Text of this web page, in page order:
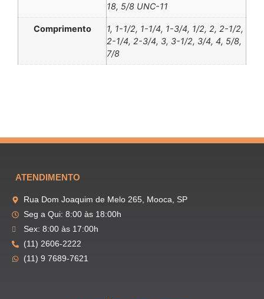
18, 5/8 UNC-11
Comprimento
1, 1-1/2, 1-1/4, 1-3/4, 1/2, 2, 2-1/2,
2-1/4, 2-3/4, 3, 3-1/2, 3/4, 4, 5/8,
7/8
ATENDIMENTO
Rua Dom Joaquim de Melo 265, Mooca, SP
Seg a Qui: 8:00 às 18:00h
Sex: 8:00 às 17:00h
(11) 2606-2222
(11) 9 7689-7621